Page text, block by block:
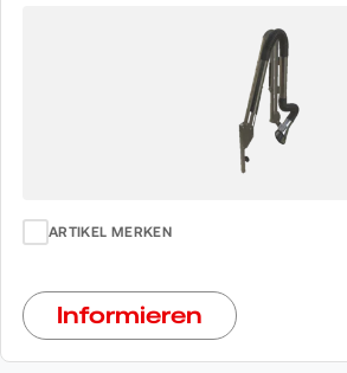
ARTIKEL MERKEN
Informieren